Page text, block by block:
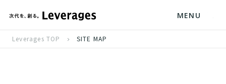
MENU
Leverages TOP SITE MAP